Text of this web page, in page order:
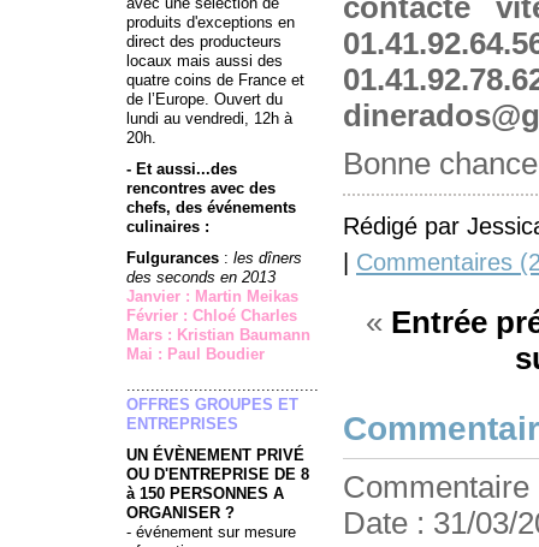
produits d'exceptions en
direct des producteurs
locaux mais aussi des
quatre coins de France et
de l’Europe. Ouvert du
lundi au vendredi, 12h à
20h.
- Et aussi...des
rencontres avec des
chefs, des événements
culinaires :
Fulgurances : les dîners
des seconds en 2013
Janvier : Martin Meikas
Février : Chloé Charles
Mars : Kristian Baumann
Mai : Paul Boudier
........................................
OFFRES GROUPES ET
ENTREPRISES
UN ÉVÈNEMENT PRIVÉ
OU D'ENTREPRISE DE 8
à 150 PERSONNES A
ORGANISER ?
- événement sur mesure
contacte
Bonne
Rédigé par
| Commentaires
« Entrée
Date : 31/03/